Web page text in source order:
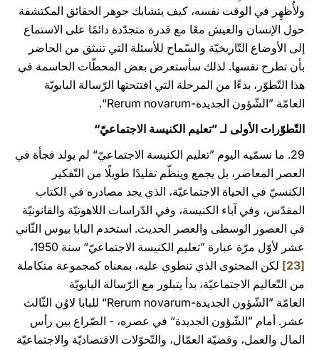
ولأُظهِر في الوقت نفسه، كيف يتشابك جوهر الحقائق المكتشفة
حول الإنسان والعيش معًا مع قدرة متجدّدة دائمًا على الاستماع
إلى الأوضاع التّاريخيّة والسّماح للأسئلة التي تنبثق من الحاضر
بأن تطرح نفسها. لذلك سأستعرض بعض المحطّات الحاسمة في
هذا التّطوّر، بدءًا من المرحلة التي افتتحتها الرّسالة البابويّة
العامّة ”الشّؤون الجديدة-Rerum novarum“.
التّطوّرات الأولى لـ ”تعليم الكنيسة الاجتماعيّ“
29. ما نسمّيه اليوم ”تعليم الكنيسة الاجتماعيّ“ لم يولد فجأة في
العصر المعاصر، بل يجمع وينظّم تقليدًا طويلًا من التّفكير
الكنسيّ في الحياة الاجتماعيّة، الذي يجد مصادره في الكتاب
المقدّس، وفي آباء الكنيسة، وفي الدّراسات اللاهوتيّة والقانونيّة
في العصور الوسطى والعصر الحديث. استخدم البابا بيوس الثّاني
عشر لأوّل مرّة عبارة ”تعليم الكنيسة الاجتماعيّ“ سنة 1950،
[23]
لكن المحتوى الذي تنطوي عليه، بمعناه كمجموعة متكاملة
من التّعاليم الاجتماعيّة، بدأ يتبلور مع الرّسالة البابويّة
العامّة ”الشّؤون الجديدة-Rerum novarum“ للبابا لاوُن الثّالث
عشر. أمام ”الشّؤون الجديدة“ في عصره، - الصّراع بين رأس
المال والعمل، وقضيّة العمّال، والتّحوّلات الاقتصاديّة والاجتماعيّة